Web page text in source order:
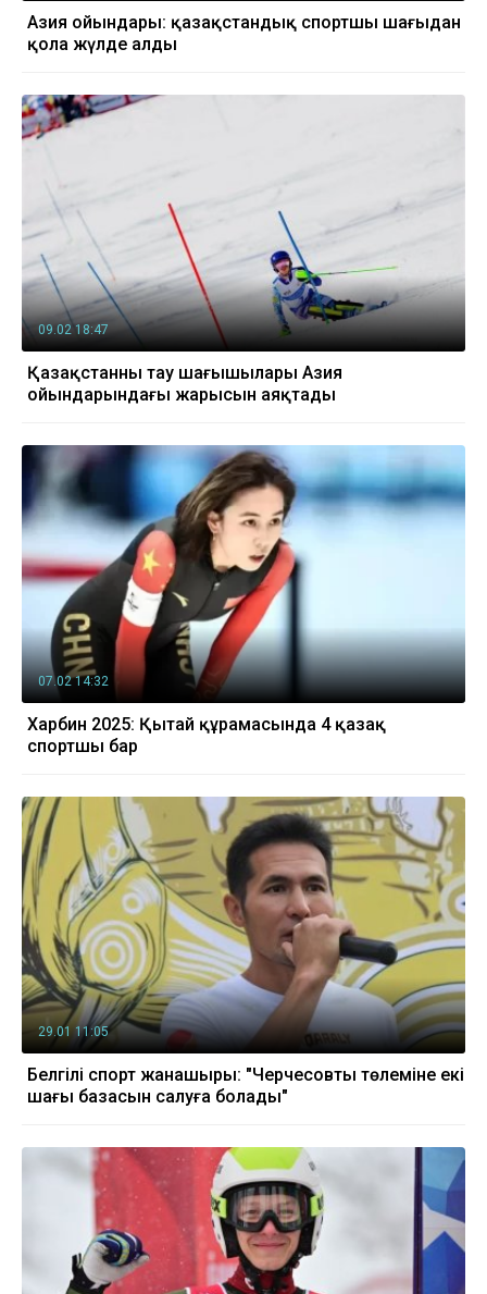
Азия ойындары: қазақстандық спортшы шаңғыдан
қола жүлде алды
09.02 18:47
Қазақстанның тау шаңғышылары Азия
ойындарындағы жарысын аяқтады
07.02 14:32
Харбин 2025: Қытай құрамасында 4 қазақ
спортшы бар
29.01 11:05
Белгілі спорт жанашыры: "Черчесовтың төлеміне екі
шаңғы базасын салуға болады"